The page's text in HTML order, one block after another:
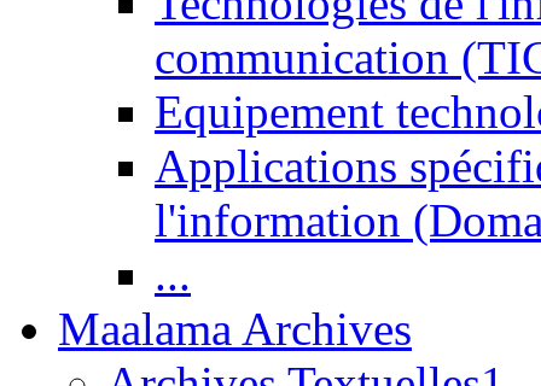
communication
Equipement
Applications
l'information
...
Maalama Archives